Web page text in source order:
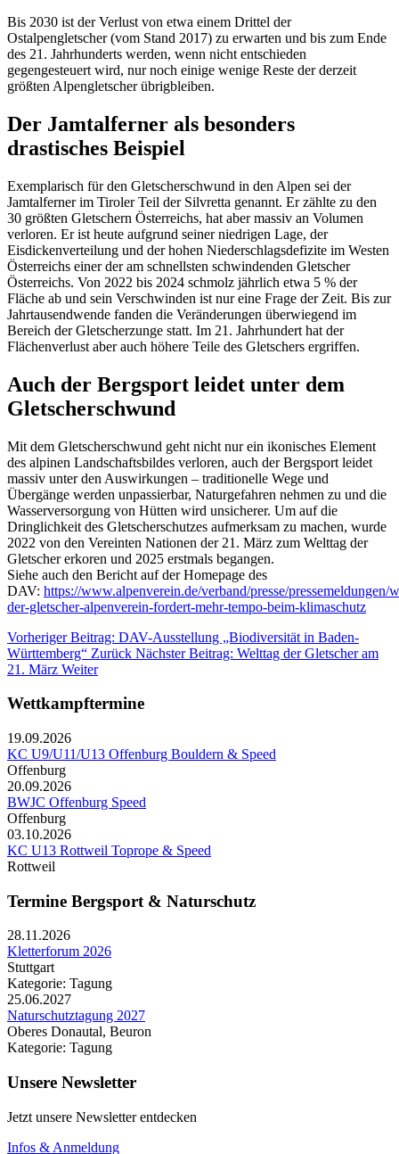
Bis 2030 ist der Verlust von etwa einem Drittel der
Ostalpengletscher (vom Stand 2017) zu erwarten und bis zum Ende
des 21. Jahrhunderts werden, wenn nicht entschieden
gegengesteuert wird, nur noch einige wenige Reste der derzeit
größten Alpengletscher übrigbleiben.
Der Jamtalferner als besonders
drastisches Beispiel
Exemplarisch für den Gletscherschwund in den Alpen sei der
Jamtalferner im Tiroler Teil der Silvretta genannt. Er zählte zu den
30 größten Gletschern Österreichs, hat aber massiv an Volumen
verloren. Er ist heute aufgrund seiner niedrigen Lage, der
Eisdickenverteilung und der hohen Niederschlagsdefizite im Westen
Österreichs einer der am schnellsten schwindenden Gletscher
Österreichs. Von 2022 bis 2024 schmolz jährlich etwa 5 % der
Fläche ab und sein Verschwinden ist nur eine Frage der Zeit. Bis zur
Jahrtausendwende fanden die Veränderungen überwiegend im
Bereich der Gletscherzunge statt. Im 21. Jahrhundert hat der
Flächenverlust aber auch höhere Teile des Gletschers ergriffen.
Auch der Bergsport leidet unter dem
Gletscherschwund
Mit dem Gletscherschwund geht nicht nur ein ikonisches Element
des alpinen Landschaftsbildes verloren, auch der Bergsport leidet
massiv unter den Auswirkungen – traditionelle Wege und
Übergänge werden unpassierbar, Naturgefahren nehmen zu und die
Wasserversorgung von Hütten wird unsicherer. Um auf die
Dringlichkeit des Gletscherschutzes aufmerksam zu machen, wurde
2022 von den Vereinten Nationen der 21. März zum Welttag der
Gletscher erkoren und 2025 erstmals begangen.
Siehe auch den Bericht auf der Homepage des
DAV: https://www.alpenverein.de/verband/presse/pressemeldungen/
der-gletscher-alpenverein-fordert-mehr-tempo-beim-klimaschutz
Vorheriger Beitrag: DAV-Ausstellung „Biodiversität in Baden-
Württemberg“ Zurück Nächster Beitrag: Welttag der Gletscher am
21. März Weiter
Wettkampftermine
19.09.2026
KC U9/U11/U13 Offenburg Bouldern & Speed
Offenburg
20.09.2026
BWJC Offenburg Speed
Offenburg
03.10.2026
KC U13 Rottweil Toprope & Speed
Rottweil
Termine Bergsport & Naturschutz
28.11.2026
Kletterforum 2026
Stuttgart
Kategorie: Tagung
25.06.2027
Naturschutztagung 2027
Oberes Donautal, Beuron
Kategorie: Tagung
Unsere Newsletter
Jetzt unsere Newsletter entdecken
Infos & Anmeldung